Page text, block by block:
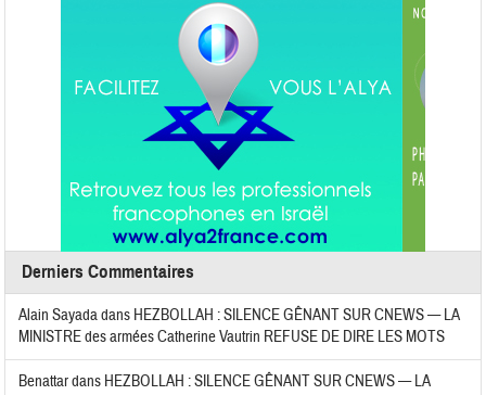
Derniers Commentaires
Alain Sayadadans HEZBOLLAH : SILENCE GÊNANT SUR CNEWS — LA
MINISTRE des armées Catherine Vautrin REFUSE DE DIRE LES MOTS
Benattardans HEZBOLLAH : SILENCE GÊNANT SUR CNEWS — LA